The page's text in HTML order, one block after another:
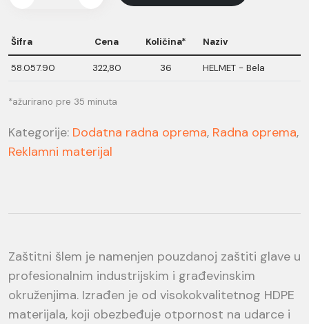
Šifra Cena Količina* Naziv
58.057.90 322,80 36 HELMET - Bela
*ažurirano pre 35 minuta
Kategorije: Dodatna radna oprema, Radna oprema,
Reklamni materijal
Zaštitni šlem je namenjen pouzdanoj zaštiti glave u
profesionalnim industrijskim i građevinskim
okruženjima. Izrađen je od visokokvalitetnog HDPE
materijala, koji obezbeđuje otpornost na udarce i